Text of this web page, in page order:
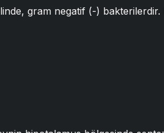
gram negatif (-)